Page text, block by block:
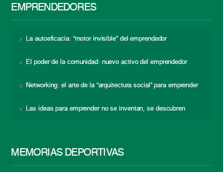
EMPRENDEDORES
La autoeficacia: “motor invisible” del emprendedor
El poder de la comunidad: nuevo activo del emprendedor
Networking: el arte de la “arquitectura social” para emprender
Las ideas para emprender no se inventan, se descubren
MEMORIAS DEPORTIVAS